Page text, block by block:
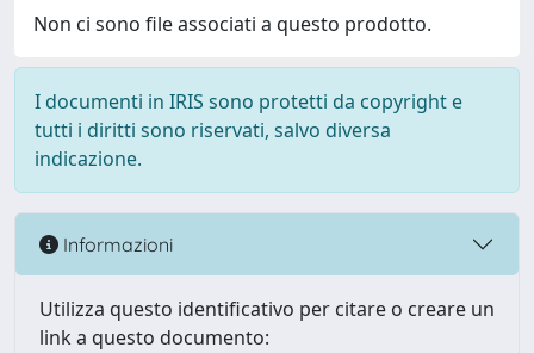
Non ci sono file associati a questo prodotto.
I documenti in IRIS sono protetti da copyright e
tutti i diritti sono riservati, salvo diversa
indicazione.
Informazioni
Utilizza questo identificativo per citare o creare un
link a questo documento: